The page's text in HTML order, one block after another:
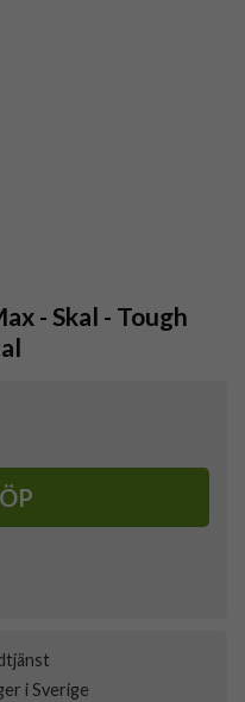
- Skal - Tough
i Sverige